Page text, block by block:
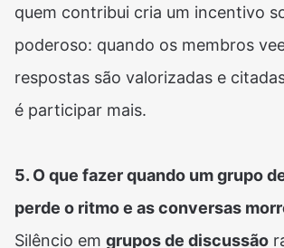
quem contribui cria um incentivo
poderoso: quando os membros
respostas são valorizadas e
é participar mais.
5. O que fazer quando um grupo
perde o ritmo e as conversas
Silêncio em grupos de discussão